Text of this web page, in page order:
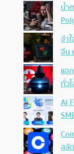
น้ำ
จำ
จีน
แฮ
ทั่ว
AI
สลั